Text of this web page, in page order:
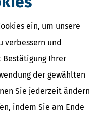
ein, um unsere
verbessern und
Ihrer
der gewählten
Sie jederzeit ändern
indem Sie am Ende